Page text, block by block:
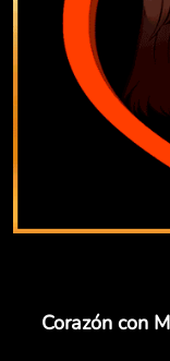
Corazón con